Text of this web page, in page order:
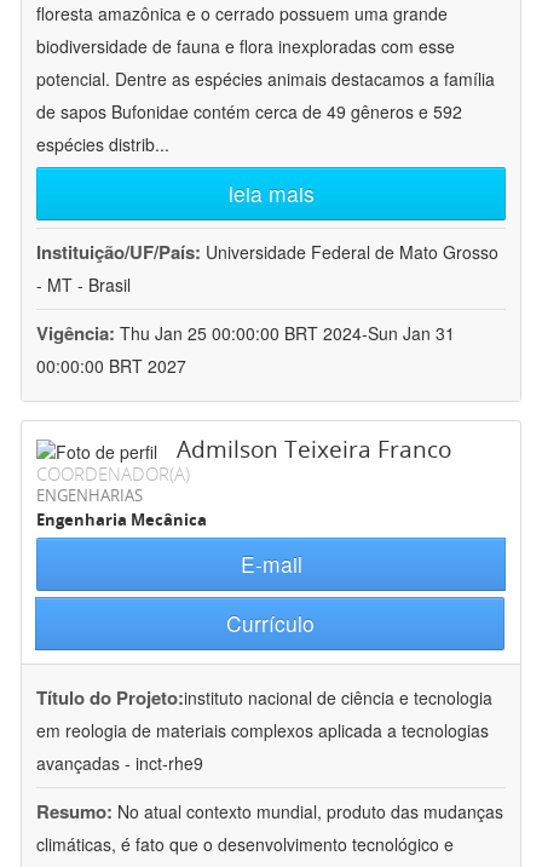
floresta amazônica e o cerrado possuem uma grande
biodiversidade de fauna e flora inexploradas com esse
potencial. Dentre as espécies animais destacamos a família
de sapos Bufonidae contém cerca de 49 gêneros e 592
espécies distrib...
leia mais
Instituição/UF/País: Universidade Federal de Mato Grosso
- MT - Brasil
Vigência: Thu Jan 25 00:00:00 BRT 2024-Sun Jan 31
00:00:00 BRT 2027
Admilson Teixeira Franco
COORDENADOR(A)
ENGENHARIAS
Engenharia Mecânica
E-mail
Currículo
Título do Projeto:instituto nacional de ciência e tecnologia
em reologia de materiais complexos aplicada a tecnologias
avançadas - inct-rhe9
Resumo: No atual contexto mundial, produto das mudanças
climáticas, é fato que o desenvolvimento tecnológico e